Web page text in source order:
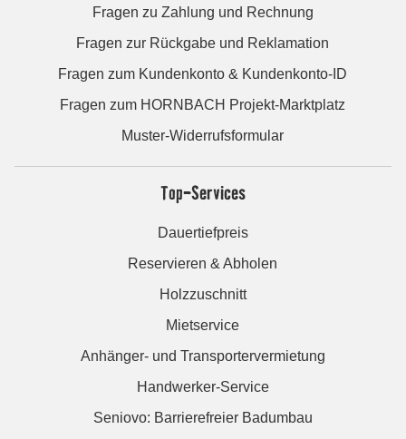
Fragen zu Zahlung und Rechnung
Fragen zur Rückgabe und Reklamation
Fragen zum Kundenkonto & Kundenkonto-ID
Fragen zum HORNBACH Projekt-Marktplatz
Muster-Widerrufsformular
Top-Services
Dauertiefpreis
Reservieren & Abholen
Holzzuschnitt
Mietservice
Anhänger- und Transportervermietung
Handwerker-Service
Seniovo: Barrierefreier Badumbau